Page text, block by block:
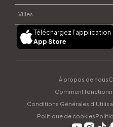
Téléchargez l’application
App Store
Commander du chocolat
Courses à domicile
Offrir un cadeau
Parapharmacie
Street food
Pâtisseries
Plats syriens
Salades
Dar Naji
Sushi House
Villes
Rabat
À propos de nous
Comment
Conditions Générales
Politique de cookies